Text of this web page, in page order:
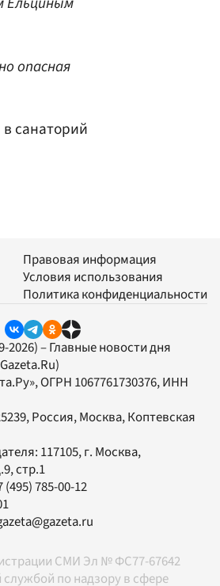
опасная
санаторий
Правовая информация
Условия использования
Политика конфиденциальности
2026) – Главные новости дня
, ОГРН 1067761730376, ИНН
Россия, Москва, Коптевская
117105, г. Москва,
стр.1
(495) 785-00-12
СМИ Эл № ФС77-67642
по надзору в сфере